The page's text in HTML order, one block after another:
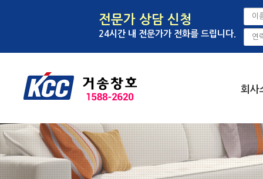
전문가 상담 신청
24시간 내 전문가가 전화를 드립니다.
회사